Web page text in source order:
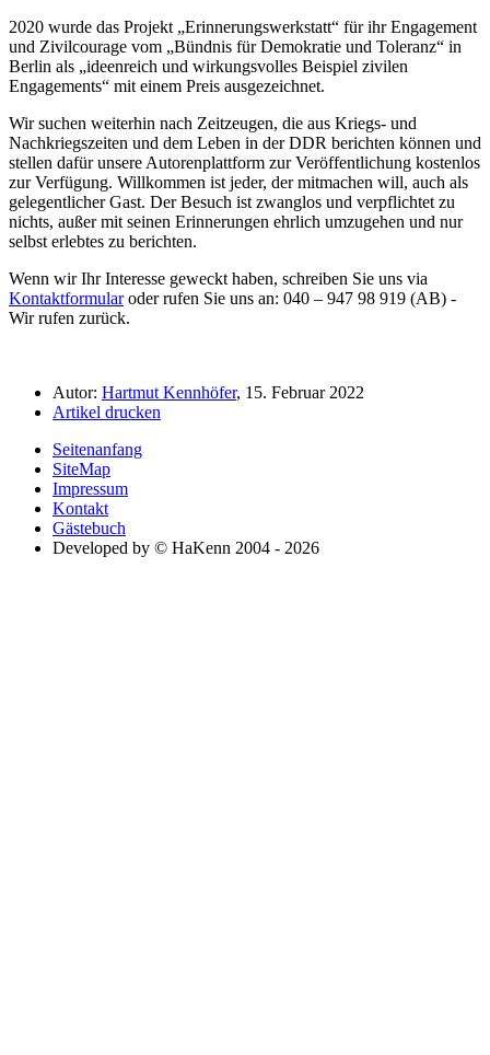
2020 wurde das Projekt
Erinnerungswerkstatt
für ihr Engagement
und Zivilcourage vom
Bündnis für Demokratie und Toleranz
in
Berlin als
ideenreich und wirkungsvolles Beispiel zivilen
Engagements
mit einem Preis ausgezeichnet.
Wir suchen weiterhin nach Zeitzeugen, die aus Kriegs- und
Nachkriegszeiten und dem Leben in der DDR berichten können und
stellen dafür unsere Autorenplattform zur Veröffentlichung kostenlos
zur Verfügung. Willkommen ist jeder, der mitmachen will, auch als
gelegentlicher Gast. Der Besuch ist zwanglos und verpflichtet zu
nichts, außer mit seinen Erinnerungen ehrlich umzugehen und nur
selbst erlebtes zu berichten.
Wenn wir Ihr Interesse geweckt haben, schreiben Sie uns via
Kontaktformularoder rufen Sie uns an: 040 – 947 98 919 (AB) -
Wir rufen zurück.
Autor: Hartmut Kennhöfer, 15. Februar 2022
Artikel drucken
Seitenanfang
SiteMap
Impressum
Kontakt
Gästebuch
Developed by © HaKenn 2004 - 2026